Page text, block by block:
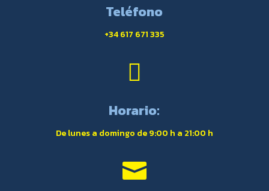
Teléfono
+34 617 671 335

Horario:
De lunes a domingo de 9:00 h a 21:00 h
